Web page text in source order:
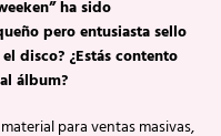
ha sido
pero entusiasta sello
disco? ¿Estás contento
álbum?
para ventas masivas,